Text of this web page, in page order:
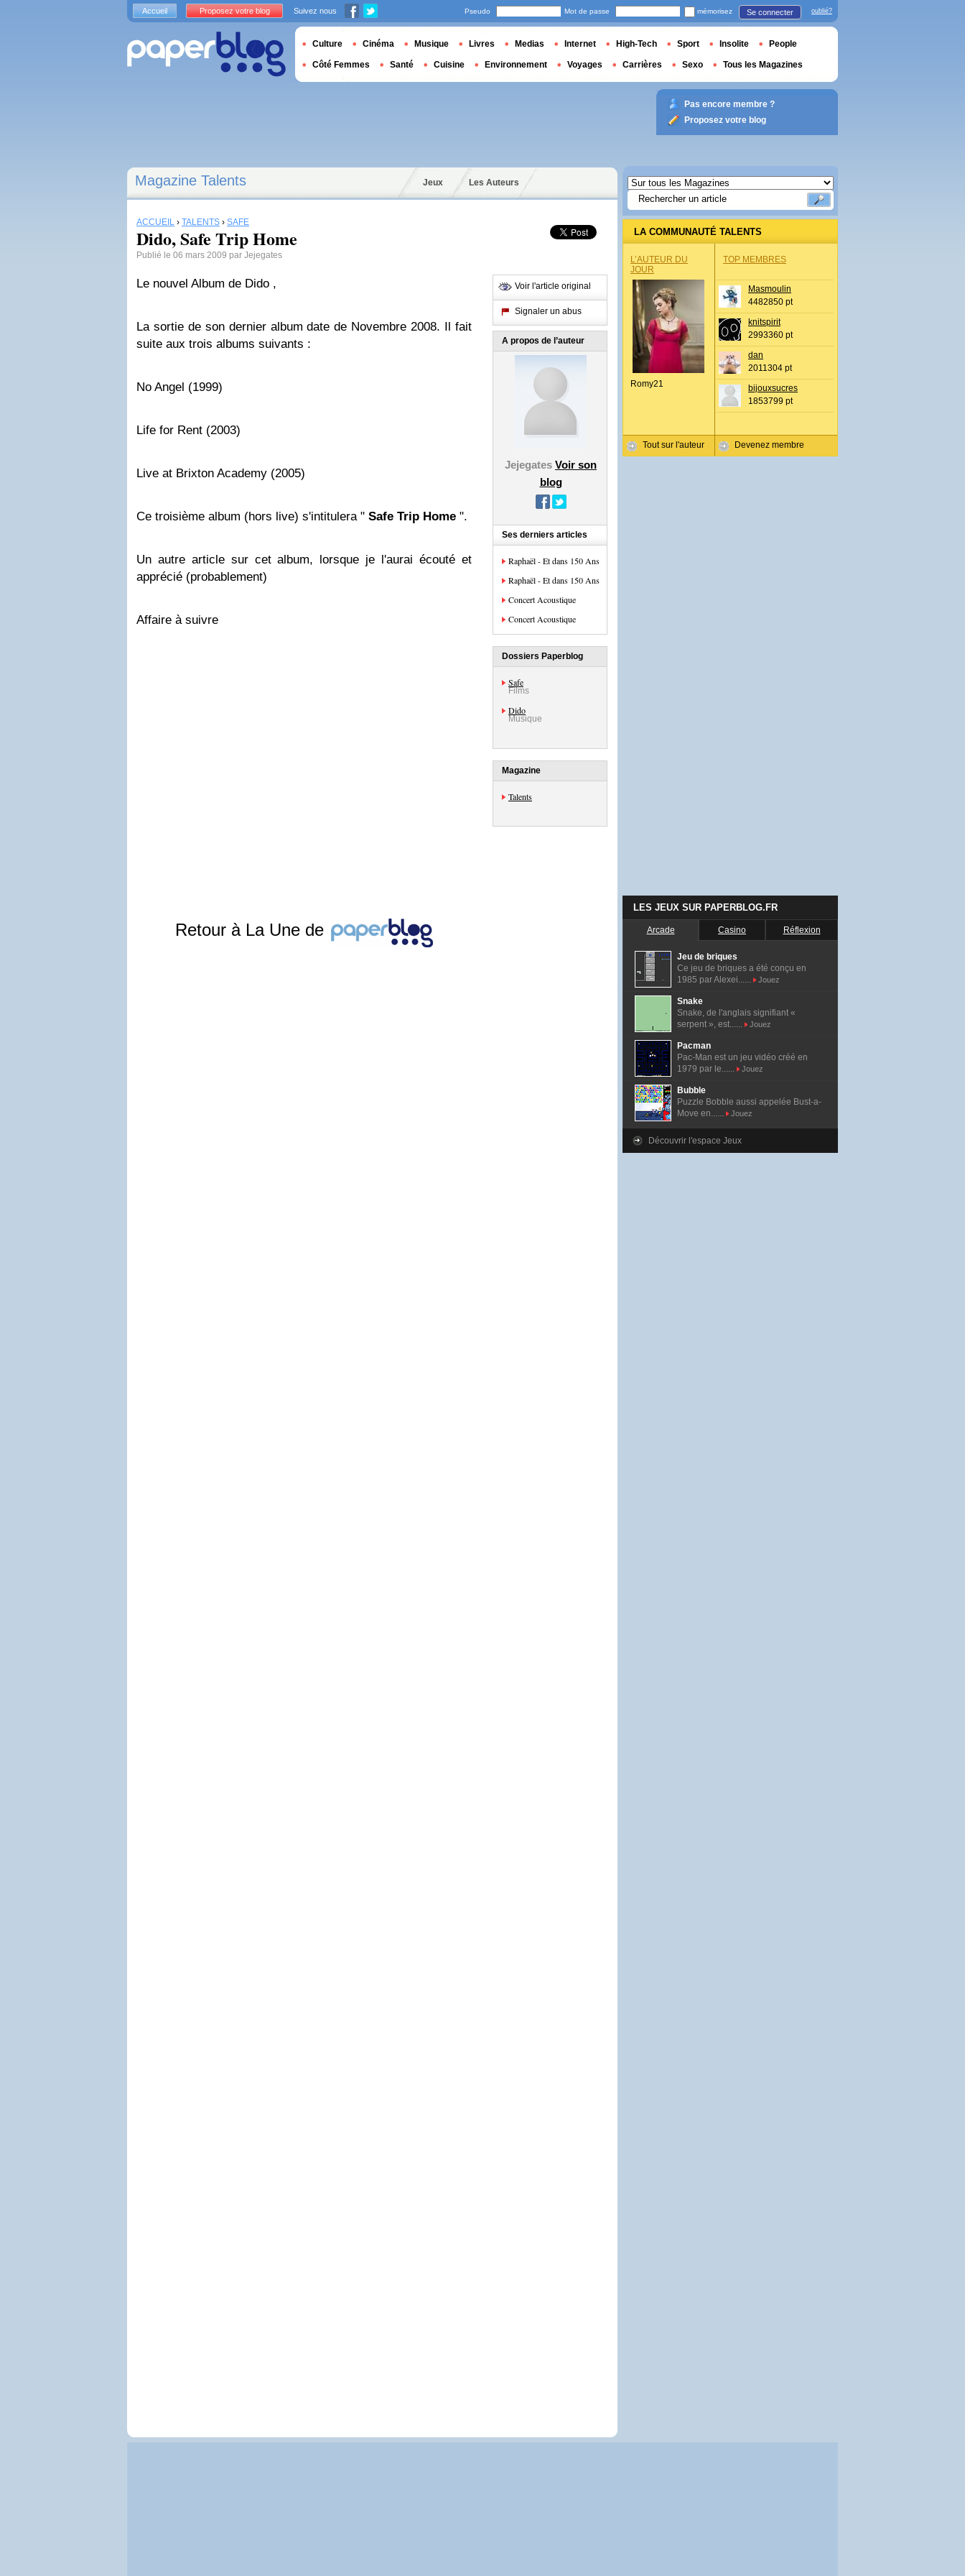
Magazine Talents Jeux Les Auteurs
ACCUEIL › TALENTS › SAFE
Dido, Safe Trip Home
Publié le 06 mars 2009 par Jejegates
Le nouvel Album de Dido ,
La sortie de son dernier album date de Novembre 2008. Il fait
suite aux trois albums suivants :
No Angel (1999)
Life for Rent (2003)
Live at Brixton Academy (2005)
Ce troisième album (hors live) s'intitulera " Safe Trip Home ".
Un autre article sur cet album, lorsque je l'aurai écouté et
apprécié (probablement)
Affaire à suivre
Retour à La Une de
Voir l'article original
Signaler un abus
A propos de l’auteur
Jejegates Voir son
blog
Ses derniers articles
Raphaël - Et dans 150 Ans
Raphaël - Et dans 150 Ans
Concert Acoustique
Concert Acoustique
Dossiers Paperblog
Safe
Films
Dido
Musique
Magazine
Talents
LA COMMUNAUTÉ TALENTS
L’AUTEUR DU
JOUR
Romy21
Tout sur l'auteur
TOP MEMBRES
Masmoulin
4482850 pt
knitspirit
2993360 pt
dan
2011304 pt
bijouxsucres
1853799 pt
Devenez membre
LES JEUX SUR PAPERBLOG.FR
Arcade Casino Réflexion
Jeu de briques
Ce jeu de briques a été conçu en
1985 par Alexei......
Jouez
Snake
Snake, de l'anglais signifiant «
serpent », est......
Jouez
Pacman
Pac-Man est un jeu vidéo créé en
1979 par le......
Jouez
Bubble
Puzzle Bobble aussi appelée Bust-a-
Move en......
Jouez
Découvrir l'espace Jeux
Accueil Proposez votre blog Suivez nous Pseudo Mot de passe mémorisez Se connecter oublié?
Culture Cinéma Musique Livres Medias Internet High-Tech Sport Insolite People
Côté Femmes Santé Cuisine Environnement Voyages Carrières Sexo Tous les Magazines
Pas encore membre ?
Proposez votre blog